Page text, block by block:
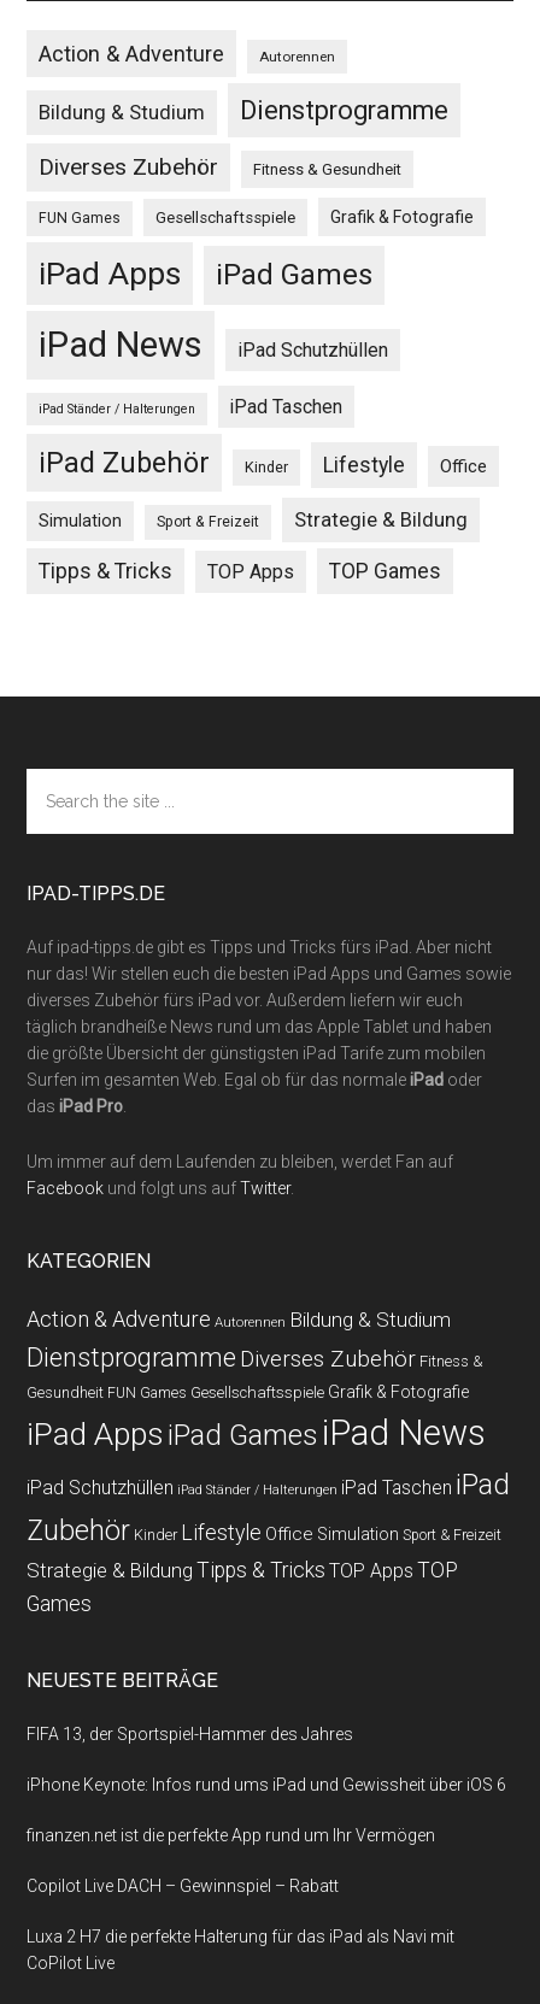
Action & Adventure Autorennen
Bildung & Studium Dienstprogramme
Diverses Zubehör Fitness & Gesundheit
FUN Games Gesellschaftsspiele Grafik & Fotografie
iPad Apps iPad Games
iPad News iPad Schutzhüllen
iPad Ständer / Halterungen iPad Taschen
iPad Zubehör Kinder Lifestyle Office
Simulation Sport & Freizeit Strategie & Bildung
Tipps & Tricks TOP Apps TOP Games
Footer
the
site
IPAD-TIPPS.DE
Auf ipad-tipps.de gibt es Tipps und Tricks fürs iPad. Aber nicht
nur das! Wir stellen euch die besten iPad Apps und Games sowie
diverses Zubehör fürs iPad vor. Außerdem liefern wir euch
täglich brandheiße News rund um das Apple Tablet und haben
die größte Übersicht der günstigsten iPad Tarife zum mobilen
Surfen im gesamten Web. Egal ob für das normaleiPad oder
dasiPad Pro
Um immer auf dem Laufenden zu bleiben, werdet Fan auf
Facebook und folgt uns aufTwitter.
KATEGORIEN
Action & Adventure Autorennen Bildung & Studium
Dienstprogramme Diverses Zubehör Fitness &
Gesundheit FUN Games Gesellschaftsspiele Grafik & Fotografie
iPad Apps iPad Games iPad News
iPad Schutzhüllen iPad Ständer / Halterungen iPad Taschen iPad
Zubehör Kinder Lifestyle Office Simulation Sport & Freizeit
Strategie & Bildung Tipps & Tricks TOP Apps TOP
Games
NEUESTE BEITRÄGE
FIFA 13, der Sportspiel-Hammer des Jahres
iPhone Keynote: Infos rund ums iPad und Gewissheit über iOS 6
finanzen.net ist die perfekte App rund um Ihr Vermögen
Copilot Live DACH – Gewinnspiel – Rabatt
Luxa 2 H7 die perfekte Halterung für das iPad als Navi mit
CoPilot Live